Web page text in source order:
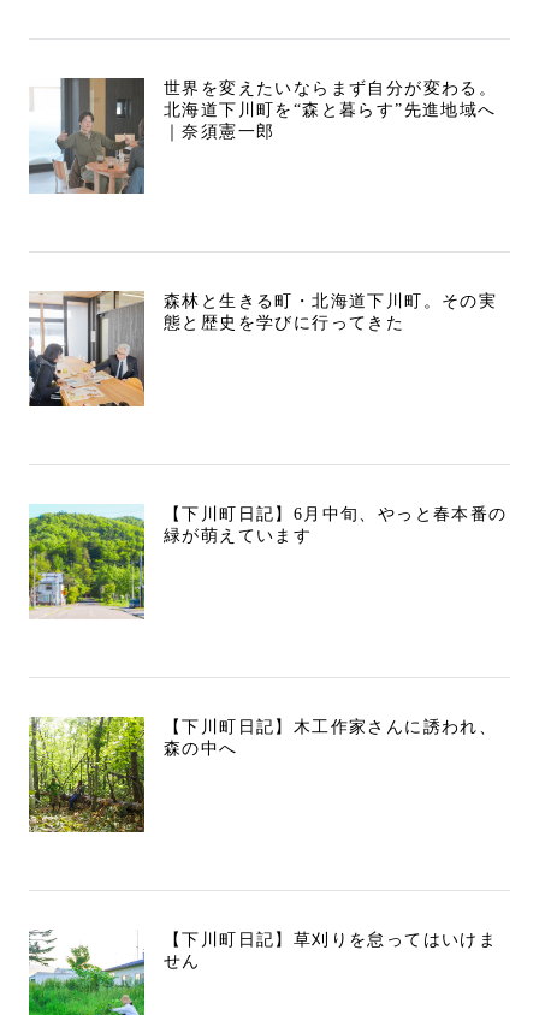
世界を変えたいならまず自分が変わる。
北海道下川町を“森と暮らす”先進地域へ
｜奈須憲一郎
森林と生きる町・北海道下川町。その実
態と歴史を学びに行ってきた
【下川町日記】6月中旬、やっと春本番の
緑が萌えています
【下川町日記】木工作家さんに誘われ、
森の中へ
【下川町日記】草刈りを怠ってはいけま
せん